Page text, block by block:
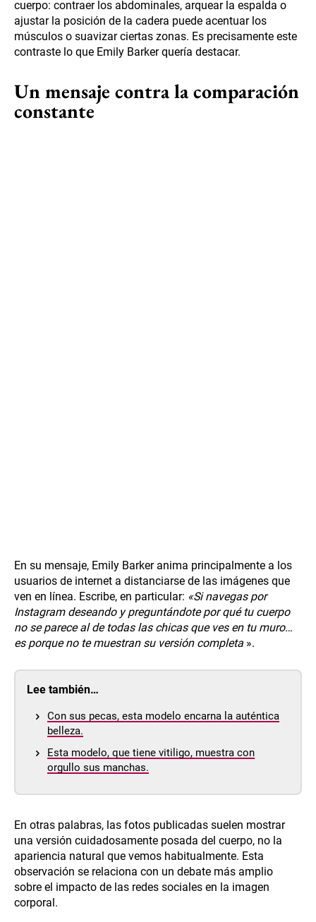
cuerpo: contraer los abdominales, arquear la espalda o
ajustar la posición de la cadera puede acentuar los
músculos o suavizar ciertas zonas. Es precisamente este
contraste lo que Emily Barker quería destacar.
Un mensaje contra la comparación
constante
En su mensaje, Emily Barker anima principalmente a los
usuarios de internet a distanciarse de las imágenes que
ven en línea. Escribe, en particular: «Si navegas por
Instagram deseando y preguntándote por qué tu cuerpo
no se parece al de todas las chicas que ves en tu muro…
es porque no te muestran su versión completa ».
Lee también…
Con sus pecas, esta modelo encarna la auténtica
belleza.
Esta modelo, que tiene vitiligo, muestra con
orgullo sus manchas.
En otras palabras, las fotos publicadas suelen mostrar
una versión cuidadosamente posada del cuerpo, no la
apariencia natural que vemos habitualmente. Esta
observación se relaciona con un debate más amplio
sobre el impacto de las redes sociales en la imagen
corporal.